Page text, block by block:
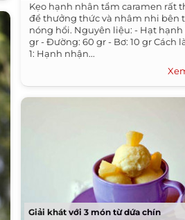
Kẹo hạnh nhân tẩm caramen rất
để thưởng thức và nhâm nhi bên
nóng hổi. Nguyên liệu: - Hạt hạnh
gr - Đường: 60 gr - Bơ: 10 gr Cách
1: Hạnh nhận...
Giải khát với 3 món từ dứa chín